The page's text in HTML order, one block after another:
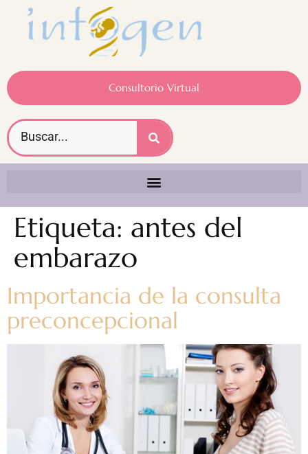
Consultorio Virtual
Etiqueta: antes del
embarazo
Importancia de la consulta
preconcepcional